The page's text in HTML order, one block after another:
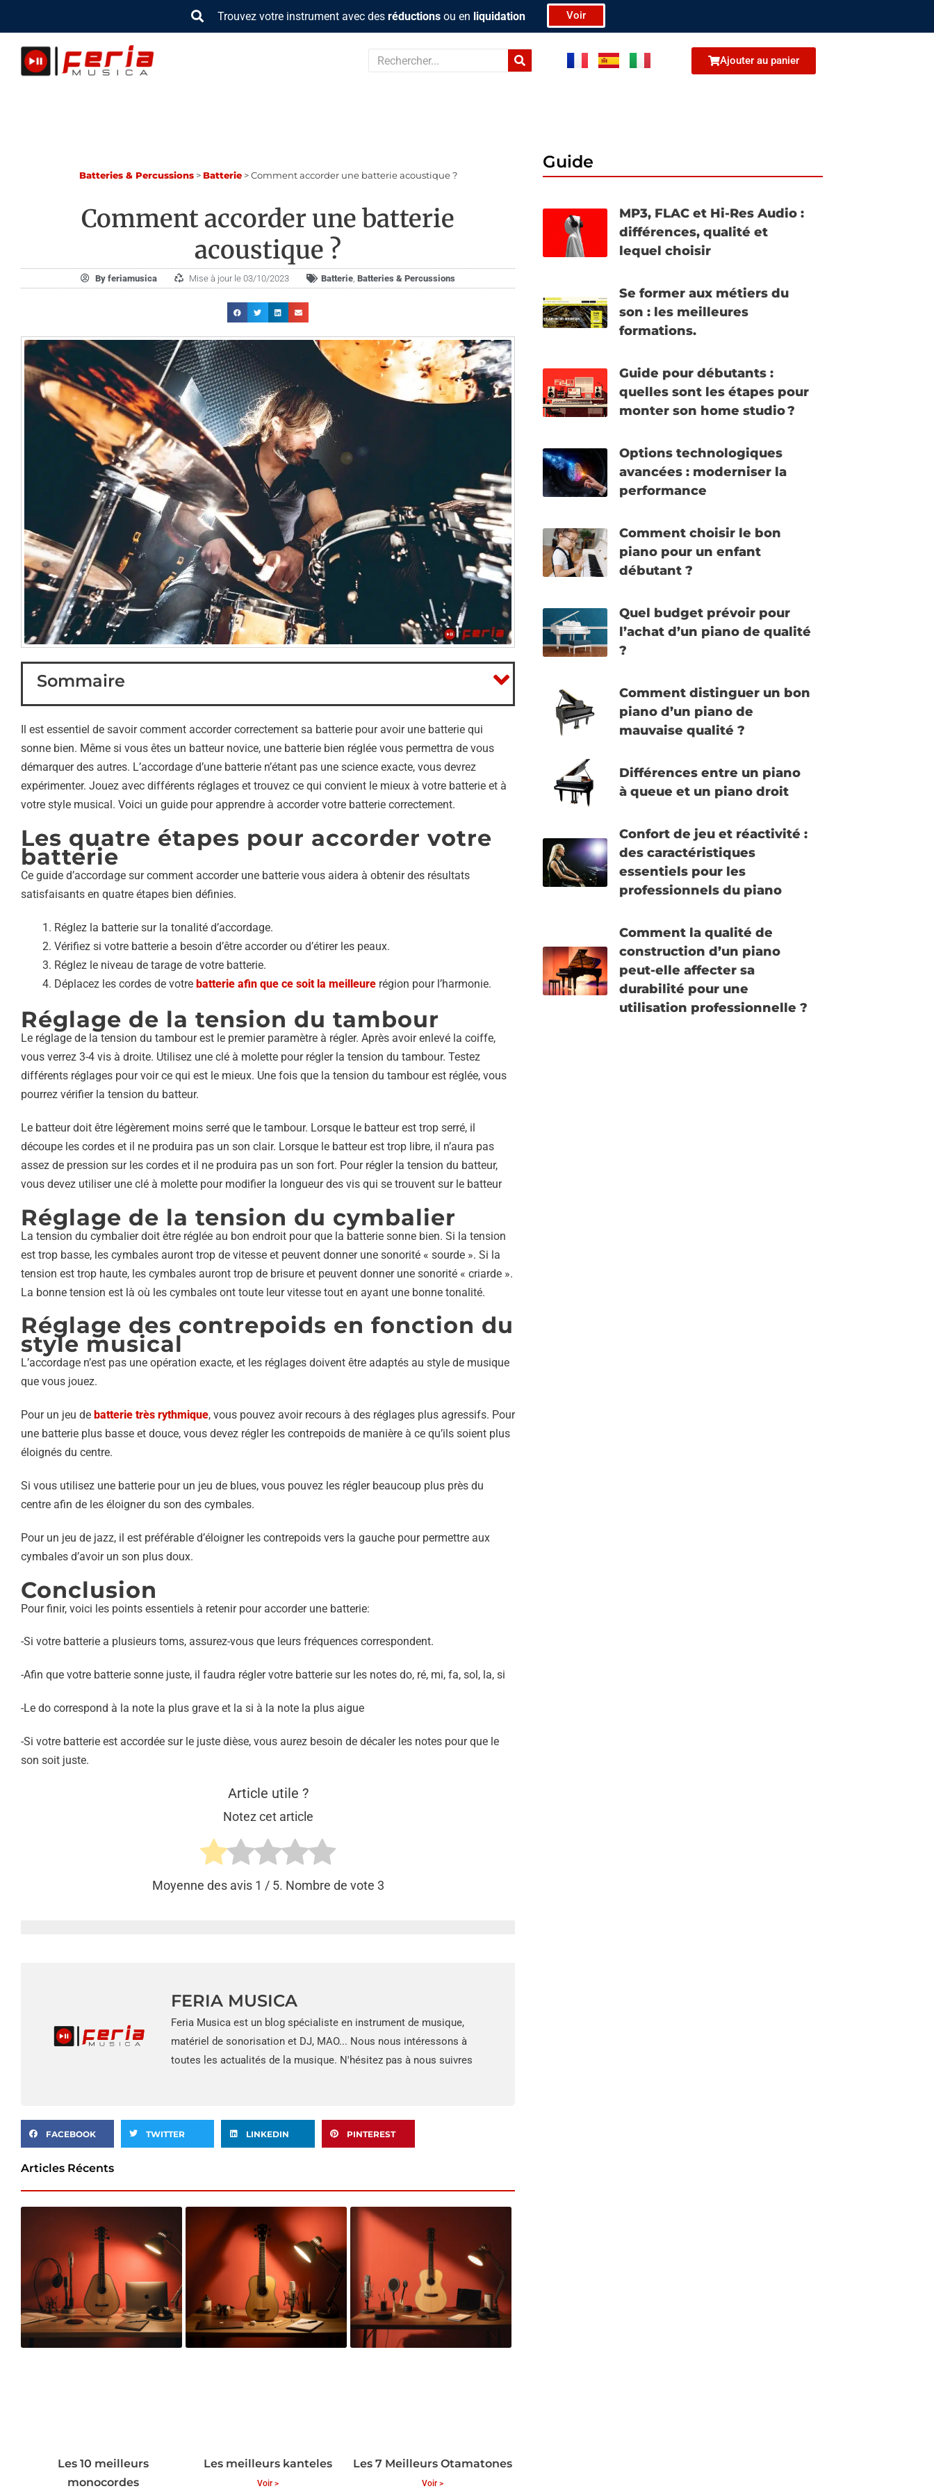
Trouvez votre instrument avec desréductions ou en liquidation Voir
Rechercher Ajouter au panier
Bat­te­ries & Per­cus­sions> Batterie> Comment accorder une batterie acoustique ?
Comment accorder une batterie
acoustique ?
By feriamusica Mise à jour le 03/10/2023 Batterie ,Bat­te­ries & Per­cus­sions
Sommaire
Il est essentiel de savoir comment accorder correctement sa batterie pour avoir une batterie qui
sonne bien. Même si vous êtes un batteur novice, une batterie bien réglée vous permettra de vous
démarquer des autres. L’accordage d’une batterie n’étant pas une science exacte, vous devrez
expérimenter. Jouez avec différents réglages et trouvez ce qui convient le mieux à votre batterie et à
votre style musical. Voici un guide pour apprendre à accorder votre batterie correctement.
Les quatre étapes pour accorder votre
batterie
Ce guide d’accordage sur comment accorder une batterie vous aidera à obtenir des résultats
satisfaisants en quatre étapes bien définies.
Réglez la batterie sur la tonalité d’accordage.
Vérifiez si votre batterie a besoin d’être accorder ou d’étirer les peaux.
Réglez le niveau de tarage de votre batterie.
Déplacez les cordes de votre batterie afin que ce soit la meilleure région pour l’harmonie.
Réglage de la tension du tambour
Le réglage de la tension du tambour est le premier paramètre à régler. Après avoir enlevé la coiffe,
vous verrez 3-4 vis à droite. Utilisez une clé à molette pour régler la tension du tambour. Testez
différents réglages pour voir ce qui est le mieux. Une fois que la tension du tambour est réglée, vous
pourrez vérifier la tension du batteur.
Le batteur doit être légèrement moins serré que le tambour. Lorsque le batteur est trop serré, il
découpe les cordes et il ne produira pas un son clair. Lorsque le batteur est trop libre, il n’aura pas
assez de pression sur les cordes et il ne produira pas un son fort. Pour régler la tension du batteur,
vous devez utiliser une clé à molette pour modifier la longueur des vis qui se trouvent sur le batteur
Réglage de la tension du cymbalier
La tension du cymbalier doit être réglée au bon endroit pour que la batterie sonne bien. Si la tension
est trop basse, les cymbales auront trop de vitesse et peuvent donner une sonorité « sourde ». Si la
tension est trop haute, les cymbales auront trop de brisure et peuvent donner une sonorité « criarde ».
La bonne tension est là où les cymbales ont toute leur vitesse tout en ayant une bonne tonalité.
Réglage des contrepoids en fonction du
style musical
L’accordage n’est pas une opération exacte, et les réglages doivent être adaptés au style de musique
que vous jouez.
Pour un jeu de batterie très rythmique, vous pouvez avoir recours à des réglages plus agressifs. Pour
une batterie plus basse et douce, vous devez régler les contrepoids de manière à ce qu’ils soient plus
éloignés du centre.
Si vous utilisez une batterie pour un jeu de blues, vous pouvez les régler beaucoup plus près du
centre afin de les éloigner du son des cymbales.
Pour un jeu de jazz, il est préférable d’éloigner les contrepoids vers la gauche pour permettre aux
cymbales d’avoir un son plus doux.
Conclusion
Pour finir, voici les points essentiels à retenir pour accorder une batterie:
-Si votre batterie a plusieurs toms, assurez-vous que leurs fréquences correspondent.
-Afin que votre batterie sonne juste, il faudra régler votre batterie sur les notes do, ré, mi, fa, sol, la, si
-Le do correspond à la note la plus grave et la si à la note la plus aigue
-Si votre batterie est accordée sur le juste dièse, vous aurez besoin de décaler les notes pour que le
son soit juste.
Article utile ?
Notez cet article
Moyenne des avis 1 / 5. Nombre de vote 3
FERIA MUSICA
Feria Musica est un blog spécialiste en instrument de musique,
matériel de sonorisation et DJ, MAO... Nous nous intéressons à
toutes les actualités de la musique. N'hésitez pas à nous suivres
FACEBOOK TWITTER LINKEDIN PINTEREST
Articles Récents
Les 10 meilleurs
monocordes
Les meilleurs kanteles
Voir >
Les 7 Meilleurs Otamatones
Voir >
Guide
MP3, FLAC et Hi-Res Audio :
différences, qualité et
lequel choisir
Se former aux métiers du
son : les meilleures
formations.
Guide pour débutants :
quelles sont les étapes pour
monter son home studio ?
Options technologiques
avancées : moderniser la
performance
Comment choisir le bon
piano pour un enfant
débutant ?
Quel budget prévoir pour
l’achat d’un piano de qualité
?
Comment distinguer un bon
piano d’un piano de
mauvaise qualité ?
Différences entre un piano
à queue et un piano droit
Confort de jeu et réactivité :
des caractéristiques
essentiels pour les
professionnels du piano
Comment la qualité de
construction d’un piano
peut-elle affecter sa
durabilité pour une
utilisation professionnelle ?